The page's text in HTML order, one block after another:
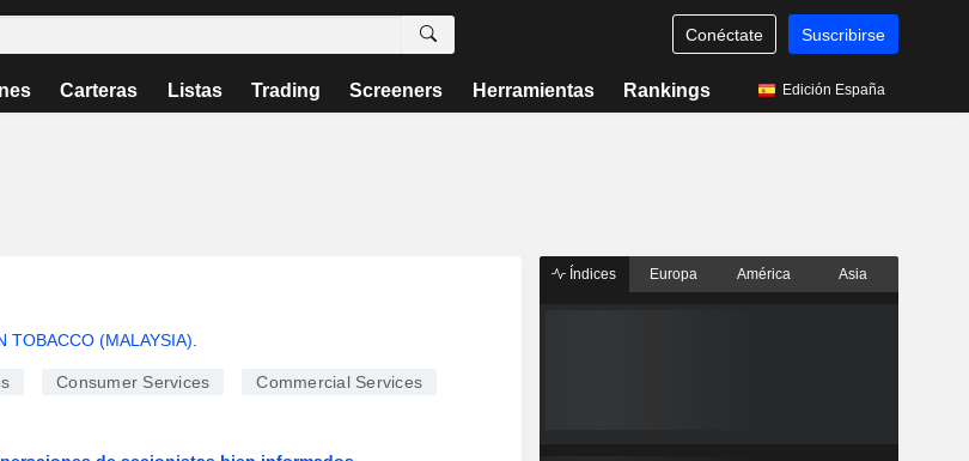
Conéctate Suscribirse
Carteras Listas Trading Screeners Herramientas Rankings Edición España
TOBACCO (MALAYSIA)
Consumer Services Commercial Services
Índices Europa América Asia